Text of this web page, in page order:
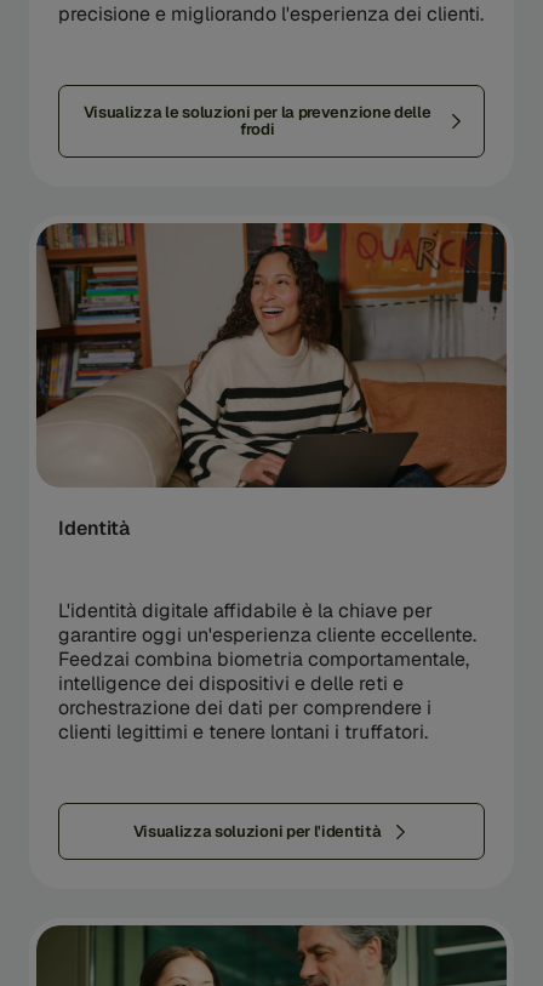
precisione e migliorando l'esperienza dei clienti.
Visualizza le soluzioni per la prevenzione delle
frodi
Identità
L'identità digitale affidabile è la chiave per
garantire oggi un'esperienza cliente eccellente.
Feedzai combina biometria comportamentale,
intelligence dei dispositivi e delle reti e
orchestrazione dei dati per comprendere i
clienti legittimi e tenere lontani i truffatori.
Visualizza soluzioni per l'identità